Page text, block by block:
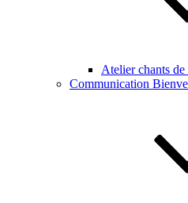
Atelier chants
Communication